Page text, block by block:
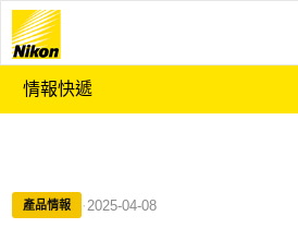
情報快遞
產品情報 · 2025-04-08